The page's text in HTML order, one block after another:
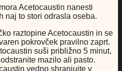
Acetocaustin nanesti
naj to stori odrasla oseba.
raztopine Acetocaustin in se
pokrovček pravilno zaprt.
suši približno 5 minut,
mazilo ali pasto.
vedno shranjujte v